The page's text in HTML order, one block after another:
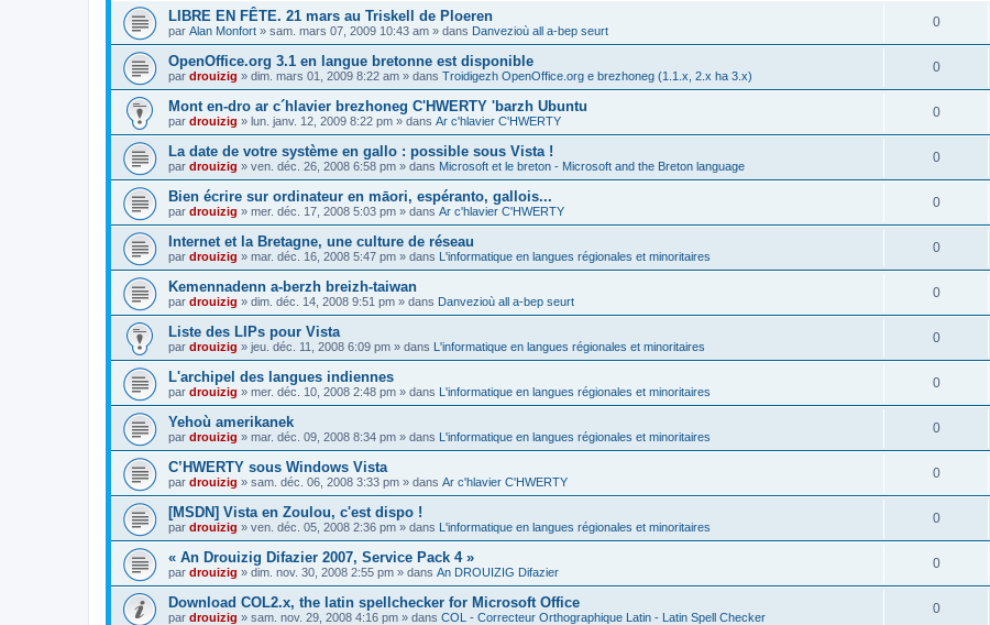
LIBRE EN FÊTE. 21 mars au Triskell de Ploeren
par Alan Monfort » sam. mars 07, 2009 10:43 am » dans Danvezioù all a-bep seurt
0
OpenOffice.org 3.1 en langue bretonne est disponible
par drouizig » dim. mars 01, 2009 8:22 am » dans Troidigezh OpenOffice.org e brezhoneg (1.1.x, 2.x ha 3.x)
0
Mont en-dro ar c´hlavier brezhoneg C'HWERTY 'barzh Ubuntu
par drouizig » lun. janv. 12, 2009 8:22 pm » dans Ar c'hlavier C'HWERTY
0
La date de votre système en gallo : possible sous Vista !
par drouizig » ven. déc. 26, 2008 6:58 pm » dans Microsoft et le breton - Microsoft and the Breton language
0
Bien écrire sur ordinateur en māori, espéranto, gallois...
par drouizig » mer. déc. 17, 2008 5:03 pm » dans Ar c'hlavier C'HWERTY
0
Internet et la Bretagne, une culture de réseau
par drouizig » mar. déc. 16, 2008 5:47 pm » dans L'informatique en langues régionales et minoritaires
0
Kemennadenn a-berzh breizh-taiwan
par drouizig » dim. déc. 14, 2008 9:51 pm » dans Danvezioù all a-bep seurt
0
Liste des LIPs pour Vista
par drouizig » jeu. déc. 11, 2008 6:09 pm » dans L'informatique en langues régionales et minoritaires
0
L'archipel des langues indiennes
par drouizig » mer. déc. 10, 2008 2:48 pm » dans L'informatique en langues régionales et minoritaires
0
Yehoù amerikanek
par drouizig » mar. déc. 09, 2008 8:34 pm » dans L'informatique en langues régionales et minoritaires
0
C’HWERTY sous Windows Vista
par drouizig » sam. déc. 06, 2008 3:33 pm » dans Ar c'hlavier C'HWERTY
0
[MSDN] Vista en Zoulou, c'est dispo !
par drouizig » ven. déc. 05, 2008 2:36 pm » dans L'informatique en langues régionales et minoritaires
0
« An Drouizig Difazier 2007, Service Pack 4 »
par drouizig » dim. nov. 30, 2008 2:55 pm » dans An DROUIZIG Difazier
0
Download COL2.x, the latin spellchecker for Microsoft Office
par drouizig » sam. nov. 29, 2008 4:16 pm » dans COL - Correcteur Orthographique Latin - Latin Spell Checker
0